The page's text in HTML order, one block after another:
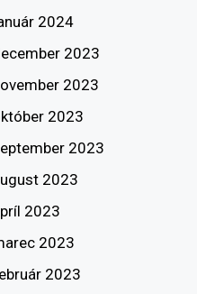
2024
2023
2023
2023
2023
2023
2023
2023
2023